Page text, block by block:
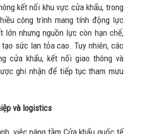
kết nối khu vực cửa khẩu, trong
công trình mang tính động lực
lớn nhưng nguồn lực còn hạn chế,
sức lan tỏa cao. Tuy nhiên, các
cửa khẩu, kết nối giao thông và
ghi nhận để tiếp tục tham mưu
và logistics
việc nâng tầm Cửa khẩu quốc tế